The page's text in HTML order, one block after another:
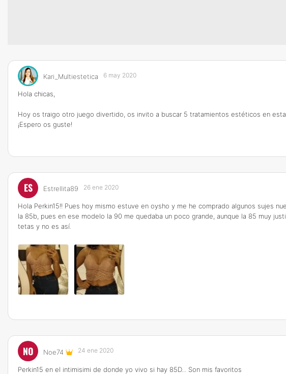
Kari_Multiestetica 6 may 2020
Hola chicas,
Hoy os traigo otro juego divertido, os invito a buscar 5 tratamientos estéticos en
¡Espero os guste!
ES Estrellita89 26 ene 2020
Hola Perkin15!! Pues hoy mismo estuve en oysho y me he comprado algunos sujes
la 85b, pues en ese modelo la 90 me quedaba un poco grande, aunque la 85 muy
tetas y no es así.
NO Noe74 24 ene 2020
Perkin15 en el intimisimi de donde yo vivo si hay 85D... Son mis favoritos